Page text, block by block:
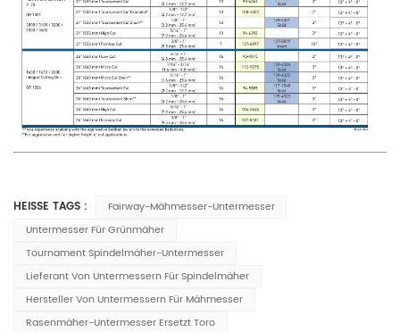
HEISSE TAGS :
Fairway-Mähmesser-Untermesser
Untermesser Für Grünmäher
Tournament Spindelmäher-Untermesser
Lieferant Von Untermessern Für Spindelmäher
Hersteller Von Untermessern Für Mähmesser
Rasenmäher-Untermesser Ersetzt Toro